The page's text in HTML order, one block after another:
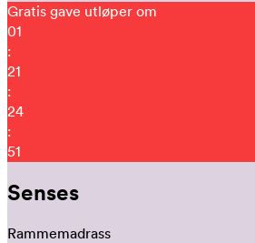
Gratis gave utløper om
01
:
21
:
24
:
44
Senses
Rammemadrass